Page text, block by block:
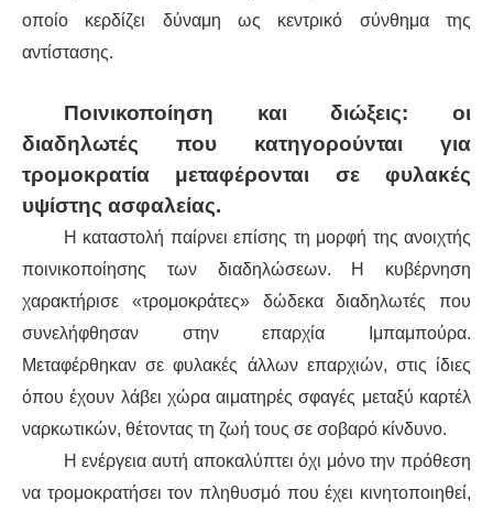
ΚΙΝΗΜΑΤΟΓΡΆΦΟΣ
οποίο κερδίζει δύναμη ως κεντρικό σύνθημα της
αντίστασης.
Ποινικοποίηση και διώξεις: οι
διαδηλωτές που κατηγορούνται για
τρομοκρατία μεταφέρονται σε φυλακές
υψίστης ασφαλείας.
Η καταστολή παίρνει επίσης τη μορφή της ανοιχτής
ποινικοποίησης των διαδηλώσεων. Η κυβέρνηση
χαρακτήρισε «τρομοκράτες» δώδεκα διαδηλωτές που
συνελήφθησαν στην επαρχία Ιμπαμπούρα.
Μεταφέρθηκαν σε φυλακές άλλων επαρχιών, στις ίδιες
όπου έχουν λάβει χώρα αιματηρές σφαγές μεταξύ καρτέλ
ναρκωτικών, θέτοντας τη ζωή τους σε σοβαρό κίνδυνο.
Η ενέργεια αυτή αποκαλύπτει όχι μόνο την πρόθεση
να τρομοκρατήσει τον πληθυσμό που έχει κινητοποιηθεί,